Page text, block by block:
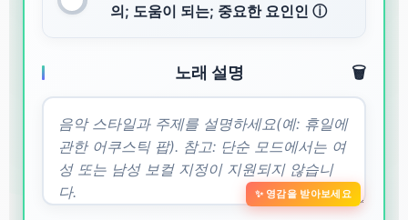
의; 도움이 되는; 중요한 요인인 ⓘ
노래 설명 🗑️
✨ 영감을 받아보세요